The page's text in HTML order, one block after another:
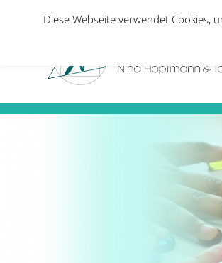
Diese Webseite verwendet Cookies,